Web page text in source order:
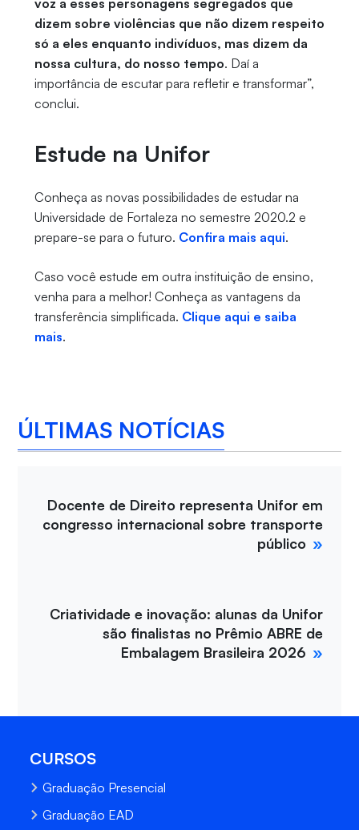
dizem sobre violências que não dizem respeito
só a eles enquanto indivíduos, mas dizem da
nossa cultura, do nosso tempo. Daí a
importância de escutar para refletir e transformar”,
conclui.
Estude na Unifor
Conheça as novas possibilidades de estudar na
Universidade de Fortaleza no semestre 2020.2 e
prepare-se para o futuro. Confira mais aqui.
Caso você estude em outra instituição de ensino,
venha para a melhor! Conheça as vantagens da
transferência simplificada. Clique aqui e saiba
mais.
ÚLTIMAS NOTÍCIAS
Docente de Direito representa Unifor em
congresso internacional sobre transporte
público
Criatividade e inovação: alunas da Unifor
são finalistas no Prêmio ABRE de
Embalagem Brasileira 2026
CURSOS
Graduação Presencial
Graduação EAD